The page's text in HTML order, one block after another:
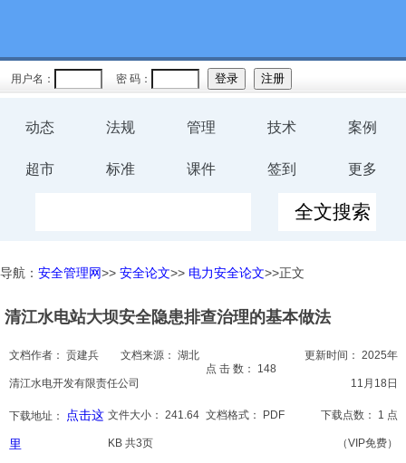
用户名： 密 码：
动态 法规 管理 技术 案例
超市 标准 课件 签到 更多
规程
预案
评价
生
环保
健康
导航： 安全管理网>> 安全论文>> 电力安全论文>>正文
清江水电站大坝安全隐患排查治理的基本做法
文档作者： 贡建兵 文档来源： 湖北
清江水电开发有限责任公司
点 击 数： 148
更新时间： 2025年
11月18日
下载地址：
点击这
里
文件大小： 241.64
KB 共3页
文档格式： PDF 下载点数： 1 点
（VIP免费）